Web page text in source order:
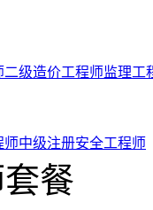
二级造价工程师监理工
师中级注册安全工程师
餐